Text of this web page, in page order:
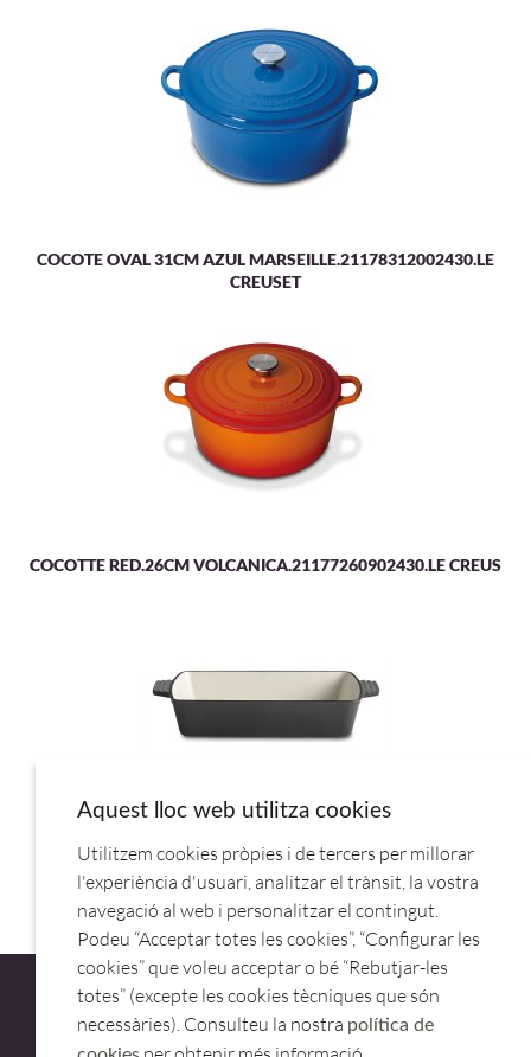
COCOTE OVAL 31CM AZUL MARSEILLE.21178312002430.LE
CREUSET
COCOTTE RED.26CM VOLCANICA.21177260902430.LE CREUS
FUENTE HORNO HIERRO 5 STARS GRIS OSCURO 33X24CM
88311.APS
Aquest lloc web utilitza cookies
Utilitzem cookies pròpies i de tercers per millorar
l'experiència d'usuari, analitzar el trànsit, la vostra
navegació al web i personalitzar el contingut.
Podeu “Acceptar totes les cookies”, “Configurar les
cookies” que voleu acceptar o bé “Rebutjar-les
totes” (excepte les cookies tècniques que són
necessàries). Consulteu la nostra política de